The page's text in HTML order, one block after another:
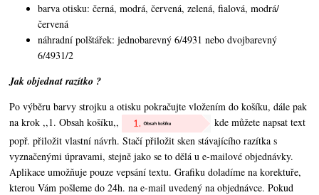
barva otisku: černá, modrá, červená, zelená, fialová, modrá/
červená
náhradní polštářek: jednobarevný 6/4931 nebo dvojbarevný
6/4931/2
Jak objednat razítko ?
Po výběru barvy strojku a otisku pokračujte vložením do košíku, dále pak
na krok ,,1. Obsah košíku,,
kde můžete napsat text
popř. přiložit vlastní návrh. Stačí přiložit sken stávajícího razítka s
vyznačenými úpravami, stejně jako se to dělá u e-mailové objednávky.
Aplikace umožňuje pouze vepsání textu. Grafiku doladíme na korektuře,
kterou Vám pošleme do 24h. na e-mail uvedený na objednávce. Pokud